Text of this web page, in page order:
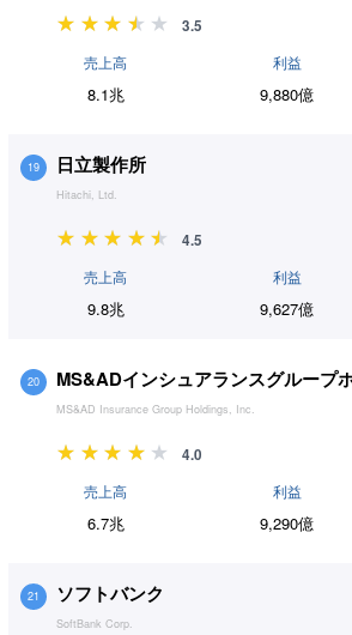
3.5
売上高
8.1兆
利益
9,880億
19 日立製作所
Hitachi, Ltd.
4.5
売上高
9.8兆
利益
9,627億
20 MS&ADインシュアランスグループ
MS&AD Insurance Group Holdings, Inc.
4.0
売上高
6.7兆
利益
9,290億
21 ソフトバンク
SoftBank Corp.